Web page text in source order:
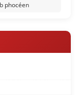
phocéen